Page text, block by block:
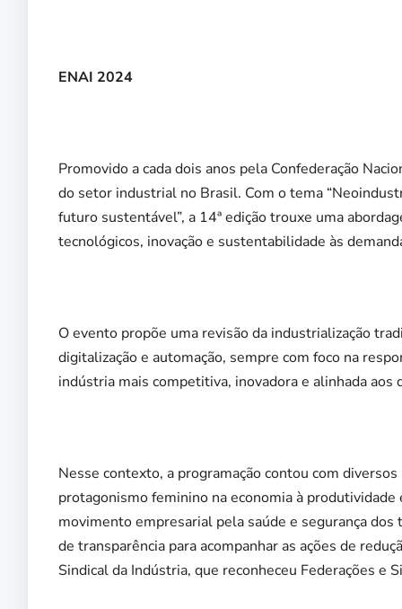
ENAI 2024
Promovido a cada dois anos pela Confederação
do setor industrial no Brasil. Com o tema
futuro sustentável”, a 14ª edição trouxe uma
tecnológicos, inovação e sustentabilidade às
O evento propõe uma revisão da industrialização
digitalização e automação, sempre com foco na
indústria mais competitiva, inovadora e alinhada
Nesse contexto, a programação contou com
protagonismo feminino na economia à
movimento empresarial pela saúde e segurança
de transparência para acompanhar as ações de
Sindical da Indústria, que reconheceu Federações